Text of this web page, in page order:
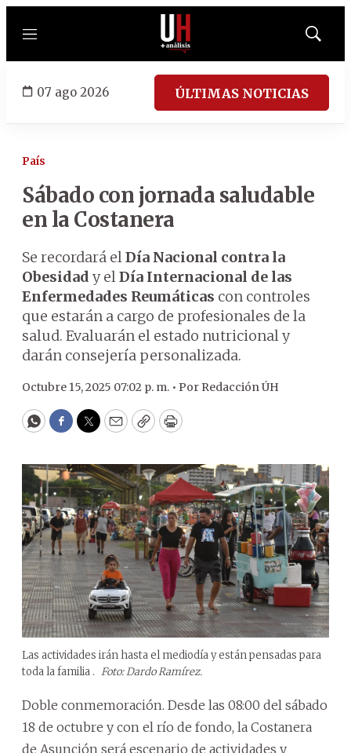
Menú
Mostrar
07 ago 2026 ÚLTIMAS NOTICIAS
País
Sábado con jornada saludable
en la Costanera
Se recordará elDía Nacional contra la
Obesidad y elDía Internacional de las
Enfermedades Reumáticas con controles
que estarán a cargo de profesionales de la
salud. Evaluarán el estado nutricional y
darán consejería personalizada.
Octubre 15, 2025 07:02 p. m. • Por Redacción ÚH
WhatsApp
Facebook
Twitter
EmailCopyPrint
Las actividades irán hasta el mediodía y están pensadas para
toda la familia . Foto: Dardo Ramírez.
Doble conmemoración. Desde las 08:00 del sábado
18 de octubre y con el río de fondo, la Costanera
de Asunción será escenario de actividades y